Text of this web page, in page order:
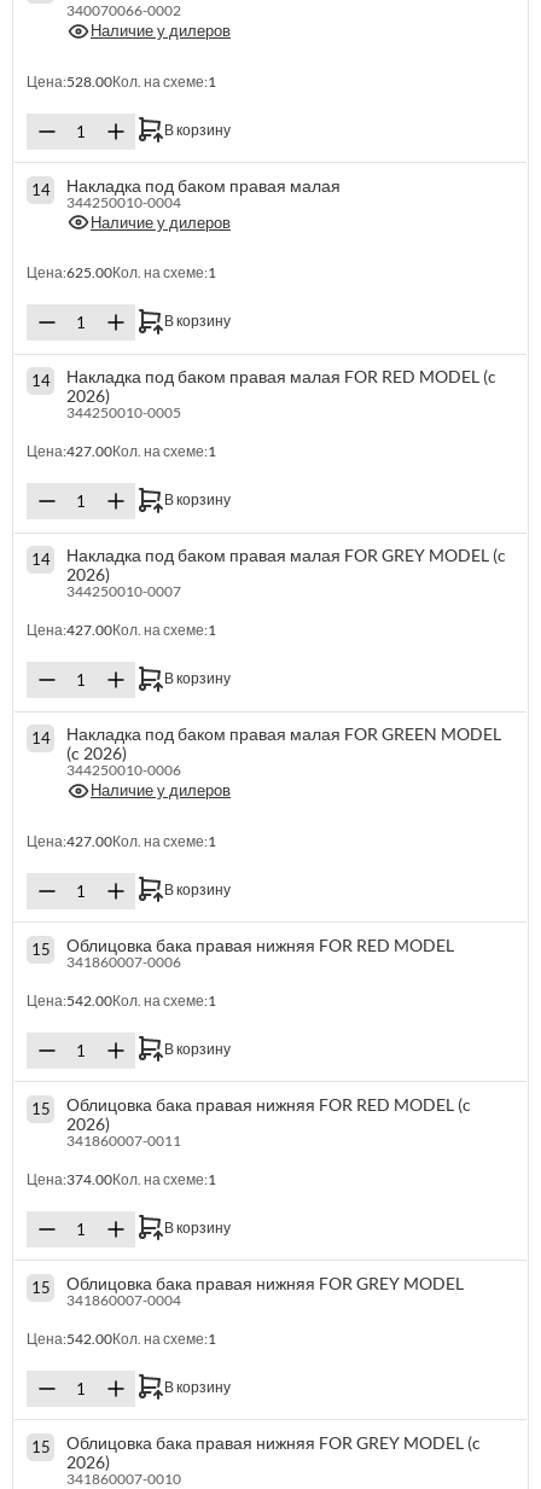
340070066-0002
Наличие у дилеров
Цена:528.00Кол. на схеме:1
В корзину
14 Накладка под баком правая малая
344250010-0004
Наличие у дилеров
Цена:625.00Кол. на схеме:1
В корзину
14
Накладка под баком правая малая FOR RED MODEL (c
2026)
344250010-0005
Цена:427.00Кол. на схеме:1
В корзину
14
Накладка под баком правая малая FOR GREY MODEL (c
2026)
344250010-0007
Цена:427.00Кол. на схеме:1
В корзину
14
Накладка под баком правая малая FOR GREEN MODEL
(c 2026)
344250010-0006
Наличие у дилеров
Цена:427.00Кол. на схеме:1
В корзину
15 Облицовка бака правая нижняя FOR RED MODEL
341860007-0006
Цена:542.00Кол. на схеме:1
В корзину
15
Облицовка бака правая нижняя FOR RED MODEL (c
2026)
341860007-0011
Цена:374.00Кол. на схеме:1
В корзину
15 Облицовка бака правая нижняя FOR GREY MODEL
341860007-0004
Цена:542.00Кол. на схеме:1
В корзину
15
Облицовка бака правая нижняя FOR GREY MODEL (c
2026)
341860007-0010